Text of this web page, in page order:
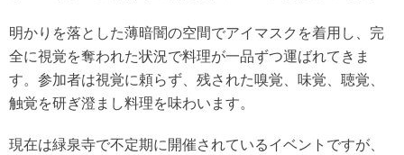
明かりを落とした薄暗闇の空間でアイマスクを着用し、完
全に視覚を奪われた状況で料理が一品ずつ運ばれてきま
す。参加者は視覚に頼らず、残された嗅覚、味覚、聴覚、
触覚を研ぎ澄まし料理を味わいます。
現在は緑泉寺で不定期に開催されているイベントですが、